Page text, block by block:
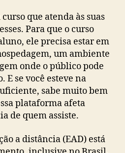
que atenda às suas
Para que o curso
ele precisa estar em
um ambiente
onde o público pode
E se você esteve na
sabe muito bem
plataforma afeta
de quem assiste.
a distância (EAD) está